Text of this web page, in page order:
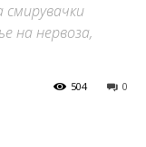
на нервоза,
0
504